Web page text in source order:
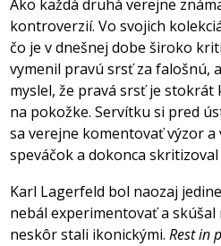
Ako každá druhá verejne
kontroverzií. Vo svojich
čo je v dnešnej dobe široko
vymenil pravú srsť za falošnú,
myslel, že pravá srsť je
na pokožke. Servítku si pred
sa verejne komentovať výzor a
speváčok a dokonca
Karl Lagerfeld bol naozaj
nebál experimentovať a skúšal
neskôr stali ikonickými. Rest in